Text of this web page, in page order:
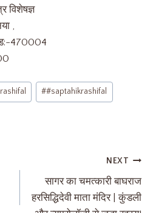
विशेषज्ञ
,
470004
##saptahikrashifal
NEXT
सागर का चमत्कारी बाघराज
हरसिद्धिदेवी माता मंदिर | कुंडली